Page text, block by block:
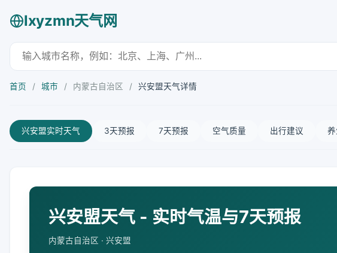
lxyzmn天气网
首页 / 城市 / 内蒙古自治区 / 兴安盟天气详情
兴安盟实时天气 3天预报 7天预报 空气质量 出行建议
兴安盟天气 - 实时气温与7天预报
内蒙古自治区 · 兴安盟